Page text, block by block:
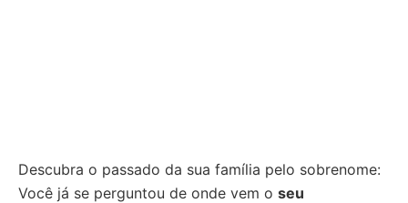
Descubra o passado da sua família pelo sobrenome:
Você já se perguntou de onde vem o seu